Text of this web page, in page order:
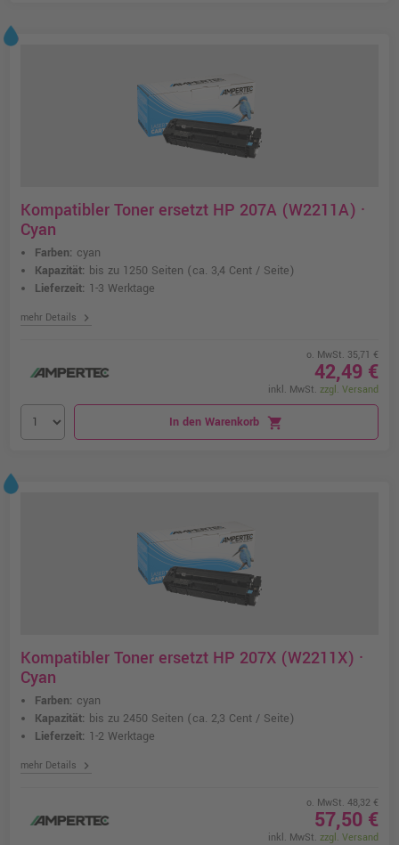
Kompatibler Toner ersetzt HP 207A (W2211A) ·
Cyan
Farben: cyan
Kapazität: bis zu 1250 Seiten (ca. 3,4 Cent / Seite)
Lieferzeit: 1-3 Werktage
mehr Details chevron_right
o. MwSt. 35,71 €
42,49 €
inkl. MwSt. zzgl. Versand
In den Warenkorb shopping_cart
Kompatibler Toner ersetzt HP 207X (W2211X) ·
Cyan
Farben: cyan
Kapazität: bis zu 2450 Seiten (ca. 2,3 Cent / Seite)
Lieferzeit: 1-2 Werktage
mehr Details chevron_right
o. MwSt. 48,32 €
57,50 €
inkl. MwSt. zzgl. Versand